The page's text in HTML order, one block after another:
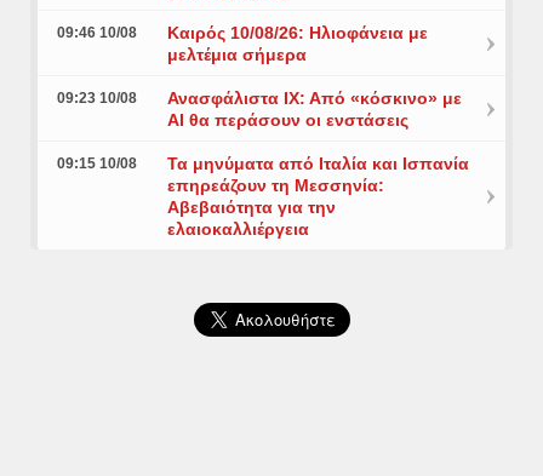
09:46 10/08
Καιρός 10/08/26: Ηλιοφάνεια με
μελτέμια σήμερα
09:23 10/08
Ανασφάλιστα ΙΧ: Από «κόσκινο» με
AI θα περάσουν οι ενστάσεις
09:15 10/08
Τα μηνύματα από Ιταλία και Ισπανία
επηρεάζουν τη Μεσσηνία:
Αβεβαιότητα για την
ελαιοκαλλιέργεια